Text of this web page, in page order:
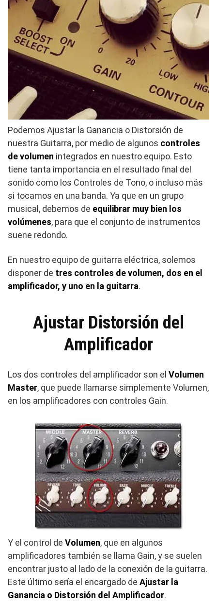
Podemos Ajustar la Ganancia o Distorsión de
nuestra Guitarra, por medio de algunos controles
de volumen integrados en nuestro equipo. Esto
tiene tanta importancia en el resultado final del
sonido como los Controles de Tono, o incluso más
si tocamos en una banda. Ya que en un grupo
musical, debemos de equilibrar muy bien los
volúmenes, para que el conjunto de instrumentos
suene redondo.
En nuestro equipo de guitarra eléctrica, solemos
disponer de tres controles de volumen, dos en el
amplificador, y uno en la guitarra.
Ajustar Distorsión del
Amplificador
Los dos controles del amplificador son el Volumen
Master, que puede llamarse simplemente Volumen,
en los amplificadores con controles Gain.
Y el control de Volumen, que en algunos
amplificadores también se llama Gain, y se suelen
encontrar justo al lado de la conexión de la guitarra.
Este último sería el encargado de Ajustar la
Ganancia o Distorsión del Amplificador.